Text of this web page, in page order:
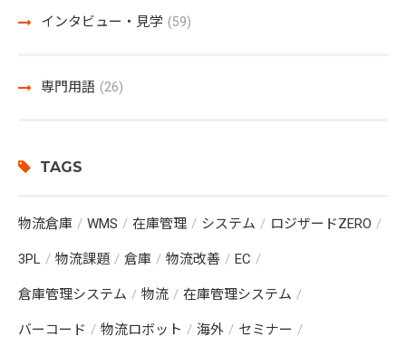
インタビュー・見学 (59)
専門用語 (26)
TAGS
物流倉庫 WMS 在庫管理 システム ロジザードZERO
3PL 物流課題 倉庫 物流改善 EC
倉庫管理システム 物流 在庫管理システム
バーコード 物流ロボット 海外 セミナー